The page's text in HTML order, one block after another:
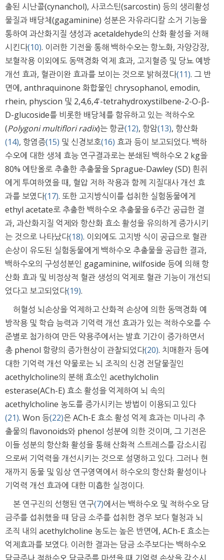
출된 시난콜(cynanchol), 사코스틴(sarcostin) 등의 생리활성
물질과 배당체(gagaminine) 성분은 자유라디칼 소거 기능을
통하여 과산화지질 생성과 acetaldehyde의 산화 활성을 저해
시킨다(10). 이러한 기전을 통해 백하수오는 항노화, 자양강장,
보혈작용 이외에도 동맥경화 억제 효과, 고지혈증 및 당뇨 예방
개선 효과, 혈관이완 효과를 보이는 것으로 밝혀졌다(11). 그 반
면에, anthraquinone 화합물인 chrysophanol, emodin,
rhein, physcion 및 2,4,6,4'-tetrahydroxystilbene-2-Ο-β-
D-glucoside를 비롯한 배당체를 함유하고 있는 적하수오
(Polygoni multiflori radix)는 항균(12), 항암(13), 항산화
(14), 항염증(15) 및 신경보호(16) 효과 등이 보고되었다. 백하
수오에 대한 생체 효능 연구결과로는 분쇄된 백하수오 2 kg을
80% 에탄올로 추출한 추출물을 Sprague-Dawley (SD) 흰쥐
에게 투여하였을 때, 혈압 저하 작용과 함께 지질대사 개선 효
과를 보였다(17). 또한 고지방식이를 섭취한 실험동물에게
ethyl acetate로 추출한 백하수오 추출물을 6주간 공급한 결
과, 과산화지질 억제와 항산화 효소 활성을 유의하게 증가시키
는 것으로 나타났다(18). 이외에도 고지방 식이 공급으로 혈관
손상이 유도된 실험동물에게 백하수오 추출물을 공급한 결과,
백하수오의 구성성분인 gagaminine, wilfoside 등에 의해 항
산화 효과 및 비정상적 혈관 생성의 억제로 혈관 기능이 개선되
었다고 보고되었다(19).
허혈성 뇌손상을 억제하고 산화적 손상에 의한 동맥경화 예
방작용 및 학습 능력과 기억력 개선 효과가 있는 적하수오를 수
준별로 첨가하여 만든 약용주에서는 발효 기간이 증가하면서
총 phenol 함량의 증가현상이 관찰되었다(20). 치매환자 등에
대한 기억력 개선 약물로는 뇌 조직의 신경 전달물질인
acethylcholine의 분해 효소인 acethylcholin
esterase(ACh-E) 효소 활성을 억제하여 뇌 속의
acethylcholine 농도를 증가시키는 방법이 이용되고 있다
(21). Won 등(22)은 ACh-E 효소 활성 억제 효과는 미나리 추
출물의 flavonoids와 phenol 성분에 의한 것이며, 그 기전은
이들 성분의 항산화 활성을 통해 산화적 스트레스를 감소시킴
으로써 기억력을 개선시키는 것으로 설명하고 있다. 그러나 현
재까지 동물 및 임상 연구영역에서 하수오의 항산화 활성이나
기억력 개선 효과에 대한 미흡한 실정이다.
본 연구진의 선행된 연구(7)에서는 백하수오 및 적하수오 담
금주를 섭취했을 때 담금 소주를 섭취한 경우 보다 혈청과 뇌
조직 내의 acethylcholine 농도는 높은 반면에, ACh-E 효소는
억제효과를 보였다. 이러한 결과는 담금 소주보다는 백하수오